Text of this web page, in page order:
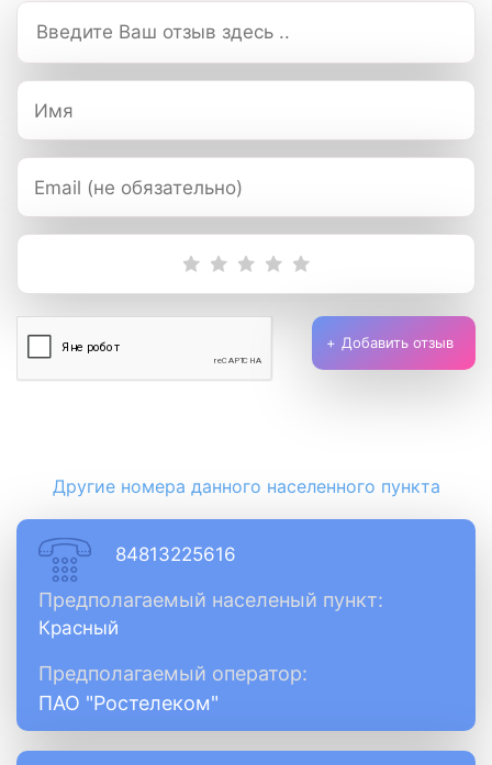
Добавить отзыв
Другие номера данного населенного пункта
84813225616
Предполагаемый населеный пункт:
Красный
Предполагаемый оператор:
ПАО "Ростелеком"